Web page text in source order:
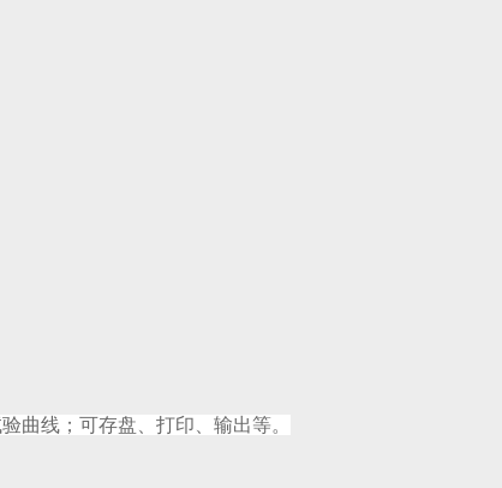
曲线；可存盘、打印、输出等。